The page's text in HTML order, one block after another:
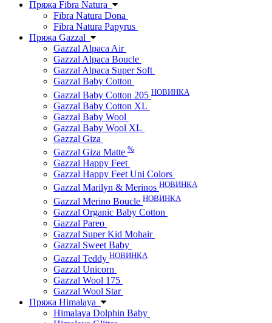
Пряжа Fibra Natura
Fibra Natura Dona
Fibra Natura Papyrus
Пряжа Gazzal
Gazzal Alpaca Air
Gazzal Alpaca Boucle
Gazzal Alpaca Super Soft
Gazzal Baby Cotton
Gazzal Baby Cotton 205 НОВИНКА
Gazzal Baby Cotton XL
Gazzal Baby Wool
Gazzal Baby Wool XL
Gazzal Giza
Gazzal Giza Matte %
Gazzal Happy Feet
Gazzal Happy Feet Uni Colors
Gazzal Marilyn & Merinos НОВИНКА
Gazzal Merino Boucle НОВИНКА
Gazzal Organic Baby Cotton
Gazzal Pareo
Gazzal Super Kid Mohair
Gazzal Sweet Baby
Gazzal Teddy НОВИНКА
Gazzal Unicorn
Gazzal Wool 175
Gazzal Wool Star
Пряжа Himalaya
Himalaya Dolphin Baby